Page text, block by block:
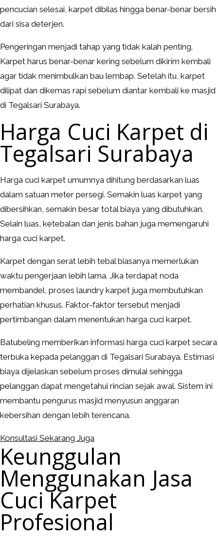
pencucian selesai, karpet dibilas hingga benar-benar bersih
dari sisa deterjen.
Pengeringan menjadi tahap yang tidak kalah penting.
Karpet harus benar-benar kering sebelum dikirim kembali
agar tidak menimbulkan bau lembap. Setelah itu, karpet
dilipat dan dikemas rapi sebelum diantar kembali ke masjid
di Tegalsari Surabaya.
Harga Cuci Karpet di
Tegalsari Surabaya
Harga cuci karpet umumnya dihitung berdasarkan luas
dalam satuan meter persegi. Semakin luas karpet yang
dibersihkan, semakin besar total biaya yang dibutuhkan.
Selain luas, ketebalan dan jenis bahan juga memengaruhi
harga cuci karpet.
Karpet dengan serat lebih tebal biasanya memerlukan
waktu pengerjaan lebih lama. Jika terdapat noda
membandel, proses laundry karpet juga membutuhkan
perhatian khusus. Faktor-faktor tersebut menjadi
pertimbangan dalam menentukan harga cuci karpet.
Batubeling memberikan informasi harga cuci karpet secara
terbuka kepada pelanggan di Tegalsari Surabaya. Estimasi
biaya dijelaskan sebelum proses dimulai sehingga
pelanggan dapat mengetahui rincian sejak awal. Sistem ini
membantu pengurus masjid menyusun anggaran
kebersihan dengan lebih terencana.
Konsultasi Sekarang Juga
Keunggulan
Menggunakan Jasa
Cuci Karpet
Profesional